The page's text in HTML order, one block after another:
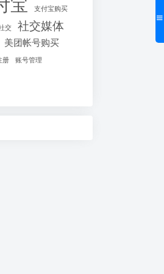
宝 支付宝购买
交 社交媒体
美团帐号购买
册 账号管理